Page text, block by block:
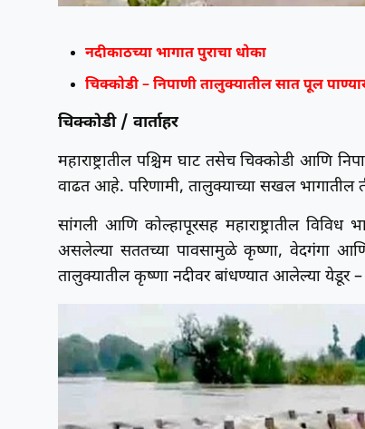
नदीकाठच्या भागात पुराचा धोका
चिक्कोडी – निपाणी तालुक्यातील सात पूल
चिक्कोडी / वार्ताहर
महाराष्ट्रातील पश्चिम घाट तसेच चिक्कोडी आणि
वाढत आहे. परिणामी, तालुक्याच्या सखल
सांगली आणि कोल्हापूरसह महाराष्ट्रातील
असलेल्या सततच्या पावसामुळे कृष्णा, वेदगंगा
तालुक्यातील कृष्णा नदीवर बांधण्यात आलेल्या